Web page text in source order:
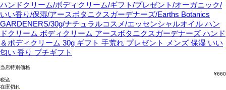
ハンドクリーム/ボディクリーム/ギフト/プレゼント/オーガニック/
いい香り/保湿/アースボタニクスガーデナーズ/Earths Botanics
GARDENERS/30g/ナチュラルコスメ/エッセンシャルオイル ハン
ドクリーム ボディクリーム アースボタニクスガーデナーズ ハンド
＆ボディクリーム 30g ギフト 手荒れ プレゼント メンズ 保湿 いい
匂い 香り プチギフト
当店特別価格
¥660
税込
在庫切れ